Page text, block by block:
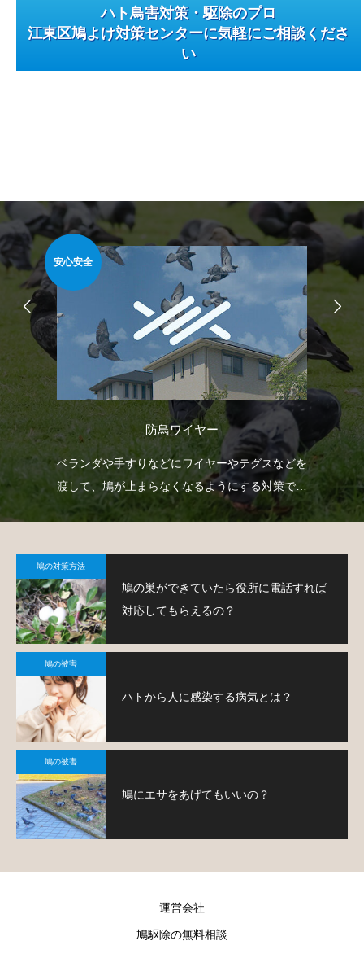
ハト鳥害対策・駆除のプロ
江東区鳩よけ対策センターに気軽にご相談くださ
い
安心安全
防鳥ワイヤー
ベランダや手すりなどにワイヤーやテグスなどを
渡して、鳩が止まらなくなるようにする対策で
す。
鳩の対策方法
鳩の巣ができていたら役所に電話すれば
対応してもらえるの？
鳩の被害
ハトから人に感染する病気とは？
鳩の被害
鳩にエサをあげてもいいの？
運営会社
鳩駆除の無料相談